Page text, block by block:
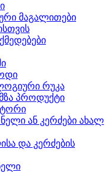
მაგალითები
რუკა
პროდუქტი
ან კერძები ახალ
და კერძების